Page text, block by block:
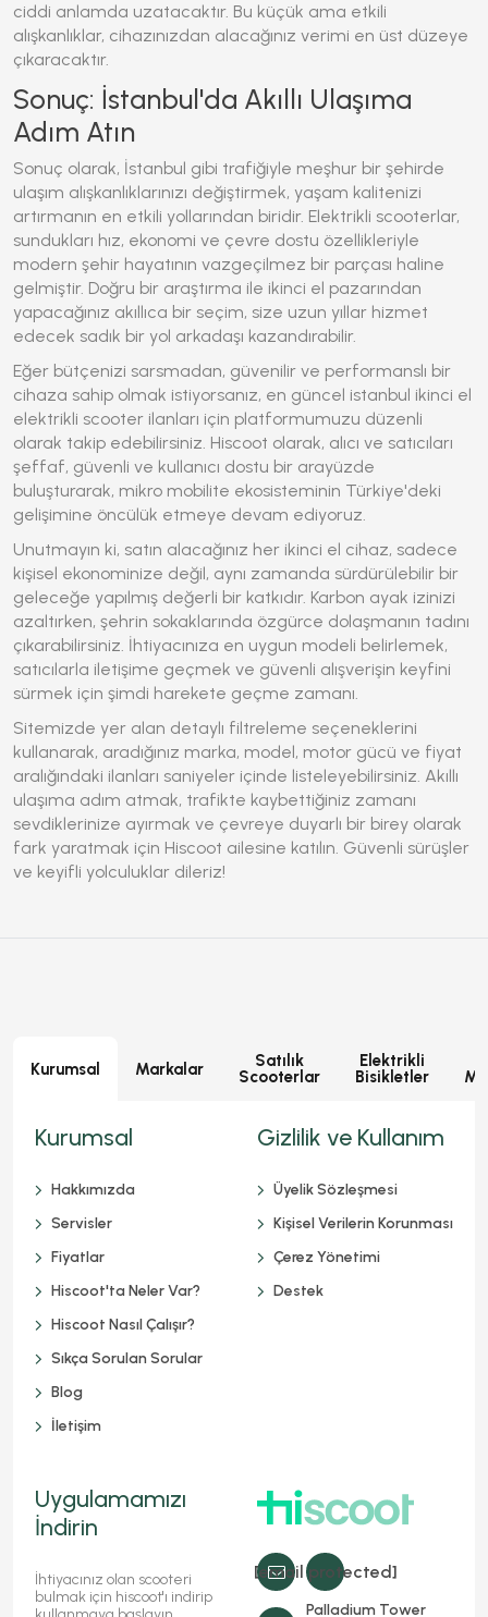
ciddi anlamda uzatacaktır. Bu küçük ama etkili
alışkanlıklar, cihazınızdan alacağınız verimi en üst düzeye
çıkaracaktır.
Sonuç: İstanbul'da Akıllı Ulaşıma
Adım Atın
Sonuç olarak, İstanbul gibi trafiğiyle meşhur bir şehirde
ulaşım alışkanlıklarınızı değiştirmek, yaşam kalitenizi
artırmanın en etkili yollarından biridir. Elektrikli scooterlar,
sundukları hız, ekonomi ve çevre dostu özellikleriyle
modern şehir hayatının vazgeçilmez bir parçası haline
gelmiştir. Doğru bir araştırma ile ikinci el pazarından
yapacağınız akıllıca bir seçim, size uzun yıllar hizmet
edecek sadık bir yol arkadaşı kazandırabilir.
Eğer bütçenizi sarsmadan, güvenilir ve performanslı bir
cihaza sahip olmak istiyorsanız, en güncel istanbul ikinci el
elektrikli scooter ilanları için platformumuzu düzenli
olarak takip edebilirsiniz. Hiscoot olarak, alıcı ve satıcıları
şeffaf, güvenli ve kullanıcı dostu bir arayüzde
buluşturarak, mikro mobilite ekosisteminin Türkiye'deki
gelişimine öncülük etmeye devam ediyoruz.
Unutmayın ki, satın alacağınız her ikinci el cihaz, sadece
kişisel ekonominize değil, aynı zamanda sürdürülebilir bir
geleceğe yapılmış değerli bir katkıdır. Karbon ayak izinizi
azaltırken, şehrin sokaklarında özgürce dolaşmanın tadını
çıkarabilirsiniz. İhtiyacınıza en uygun modeli belirlemek,
satıcılarla iletişime geçmek ve güvenli alışverişin keyfini
sürmek için şimdi harekete geçme zamanı.
Sitemizde yer alan detaylı filtreleme seçeneklerini
kullanarak, aradığınız marka, model, motor gücü ve fiyat
aralığındaki ilanları saniyeler içinde listeleyebilirsiniz. Akıllı
ulaşıma adım atmak, trafikte kaybettiğiniz zamanı
sevdiklerinize ayırmak ve çevreye duyarlı bir birey olarak
fark yaratmak için Hiscoot ailesine katılın. Güvenli sürüşler
ve keyifli yolculuklar dileriz!
Kurumsal Markalar
Satılık
Scooterlar
Elektrikli
Bisikletler
[email protected]
Palladium Tower
Kurumsal
Hakkımızda
Servisler
Fiyatlar
Hiscoot'ta Neler Var?
Hiscoot Nasıl Çalışır?
Sıkça Sorulan Sorular
Blog
İletişim
Gizlilik ve Kullanım
Üyelik Sözleşmesi
Kişisel Verilerin Korunması
Çerez Yönetimi
Destek
Uygulamamızı
İndirin
İhtiyacınız olan scooteri
bulmak için hiscoot'ı indirip